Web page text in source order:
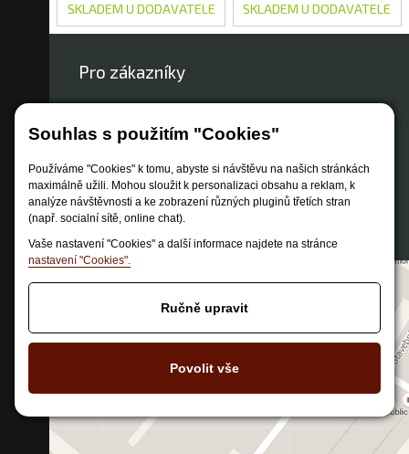
Souhlas s použitím "Cookies"
Používáme "Cookies" k tomu, abyste si návštěvu na našich stránkách
maximálně užili. Mohou sloužit k personalizaci obsahu a reklam, k
analýze návštěvnosti a ke zobrazení různých pluginů třetích stran
(např. socialní sítě, online chat).
Vaše nastavení "Cookies" a další informace najdete na stránce
nastavení "Cookies".
Ručně upravit
Povolit vše
SKLADEM U DODAVATELE SKLADEM U DODAVATELE
Pro zákazníky
Způsob dopravy
Zastoupení značek
Reklamační řád
Nastavení soukromí